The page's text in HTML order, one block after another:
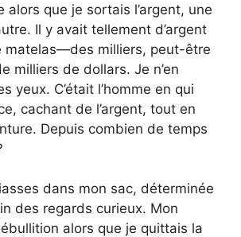
alors que je sortais l’argent, une
Il y avait tellement d’argent
matelas—des milliers, peut-être
milliers de dollars. Je n’en
yeux. C’était l’homme en qui
cachant de l’argent, tout en
Depuis combien de temps
dans mon sac, déterminée
des regards curieux. Mon
alors que je quittais la